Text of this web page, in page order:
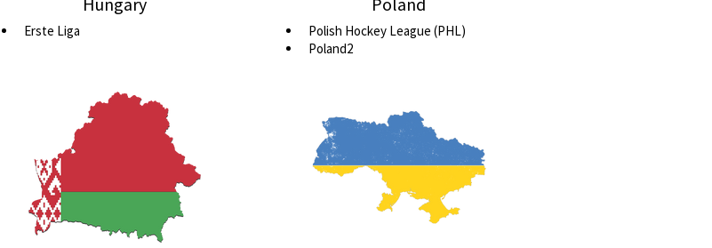
Erste Liga
Polish Hockey League (PHL)
Poland2